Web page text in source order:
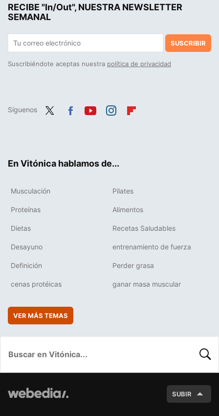
RECIBE "In/Out", NUESTRA NEWSLETTER
SEMANAL
SUSCRIBIR
Suscribiéndote aceptas nuestra política de privacidad
Síguenos
En Vitónica hablamos de...
Musculación Pilates
Proteínas Alimentos
Dietas Recetas Saludables
Desayuno entrenamiento de fuerza
Definición Perder grasa
cenas protéicas ganar masa muscular
VER MÁS TEMAS
SUBIR